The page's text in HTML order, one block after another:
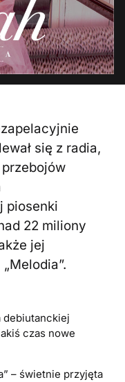
się z radia,
piosenki
22 miliony
jej
debiutanckiej
czas nowe
– świetnie przyjęta